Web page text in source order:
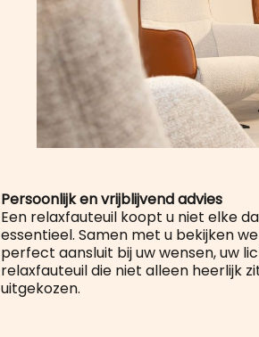
Persoonlijk en vrijblijvend advies
Een relaxfauteuil koopt u niet elke
essentieel. Samen met u bekijken
perfect aansluit bij uw wensen, uw
relaxfauteuil die niet alleen heerlijk
uitgekozen.